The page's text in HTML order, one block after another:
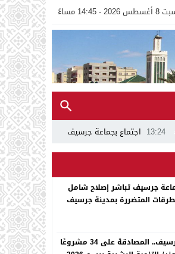
- 14:45 مساءً
اتفاقية إدماج الأشخاص في وضعية إعاقة
جرسيف تباشر إصلاح شامل
المتضررة بمدينة جرسيف
جرسيف.. المصادقة على 34 مشروعًا